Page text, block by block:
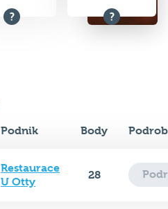
Podnik Body
Restaurace
U Otty
28